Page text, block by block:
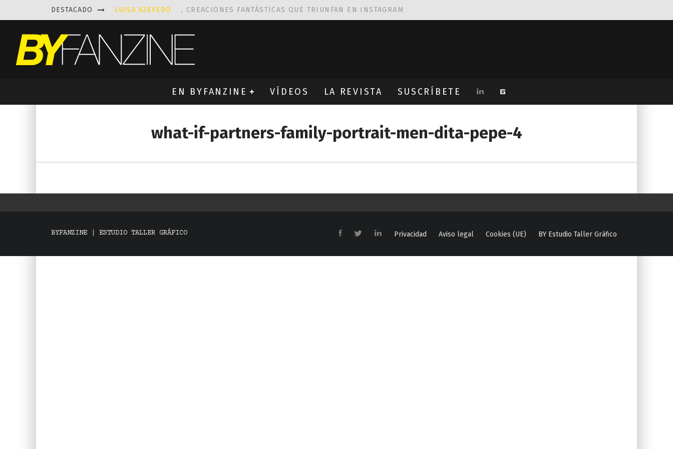
DESTACADO LUISA AZEVEDO , CREACIONES FANTÁSTICAS QUE TRIUNFAN EN INSTAGRAM
KAETHE BUTCHER EXPLORACIÓN PROVOCATIVA Y ERÓTICA
EN BYFANZINE VÍDEOS LA REVISTA SUSCRÍBETE
what-if-partners-family-portrait-men-dita-pepe-4
BYFANZINE | ESTUDIO TALLER GRÁFICO Privacidad Aviso legal Cookies (UE) BY Estudio Taller Gráfico